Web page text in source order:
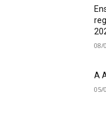
08/
A
05/